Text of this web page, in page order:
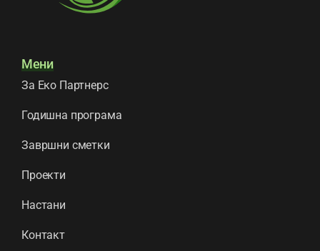
Мени
За Еко Партнерс
Годишна програма
Завршни сметки
Проекти
Настани
Контакт